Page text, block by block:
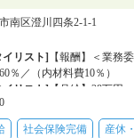
南区澄川四条2-1-1
リスト] 【報酬】＜業務
％／（内材料費10％）
リスト] 【月給】28万円～
社会保険完備 産休